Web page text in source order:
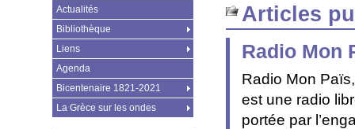
Articles
Radio Mon
Radio Mon
est une radio
portée par
Actualités
Bibliothèque
Liens
Agenda
Bicentenaire 1821-2021
La Grèce sur les ondes